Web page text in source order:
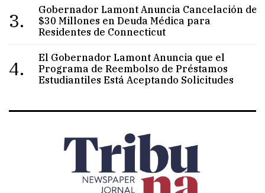
3.
Gobernador Lamont Anuncia Cancelación de
$30 Millones en Deuda Médica para
Residentes de Connecticut
4.
El Gobernador Lamont Anuncia que el
Programa de Reembolso de Préstamos
Estudiantiles Está Aceptando Solicitudes